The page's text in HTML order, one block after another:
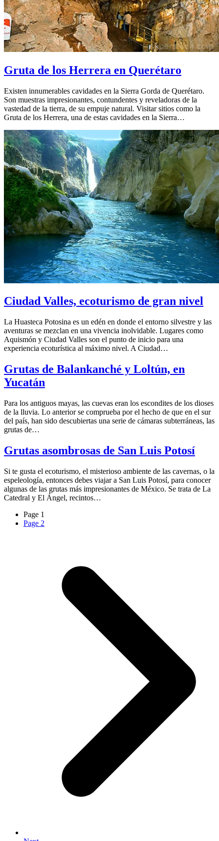
Gruta de los Herrera en Querétaro
Existen innumerables cavidades en la Sierra Gorda de Querétaro.
Son muestras impresionantes, contundentes y reveladoras de la
vastedad de la tierra, de su empuje natural. Visitar sitios como la
Gruta de los Herrera, una de estas cavidades en la Sierra…
Ciudad Valles, ecoturismo de gran nivel
La Huasteca Potosina es un edén en donde el entorno silvestre y las
aventuras se mezclan en una vivencia inolvidable. Lugares como
Aquismón y Ciudad Valles son el punto de inicio para una
experiencia ecoturística al máximo nivel. A Ciudad…
Grutas de Balankanché y Loltún, en
Yucatán
Para los antiguos mayas, las cuevas eran los escondites de los dioses
de la lluvia. Lo anterior se comprueba por el hecho de que en el sur
del país, han sido descubiertas una serie de cámaras subterráneas, las
grutas de…
Grutas asombrosas de San Luis Potosí
Si te gusta el ecoturismo, el misterioso ambiente de las cavernas, o la
espeleología, entonces debes viajar a San Luis Potosí, para conocer
algunas de las grutas más impresionantes de México. Se trata de La
Catedral y El Ángel, recintos…
Page 1
Page 2